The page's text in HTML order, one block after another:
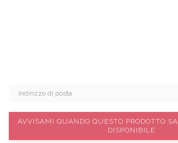
AVVISAMI QUANDO QUESTO PRODOTTO
DISPONIBILE